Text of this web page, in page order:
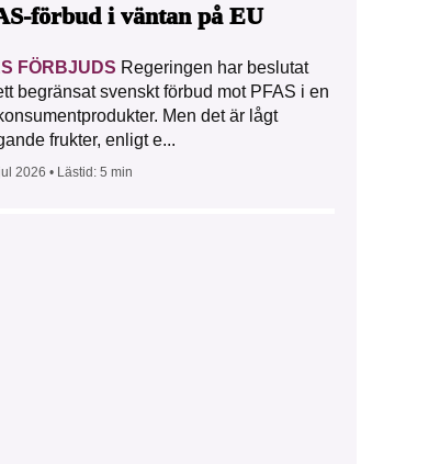
förbud i väntan på EU
FÖRBJUDS Regeringen har beslutat
begränsat svenskt förbud mot PFAS i en
Men det är lågt
frukter, enligt e...
2026 • Lästid: 5 min